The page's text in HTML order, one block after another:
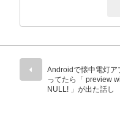
Androidで懐中電灯ア
ってたら「 preview
NULL! 」が出た話し